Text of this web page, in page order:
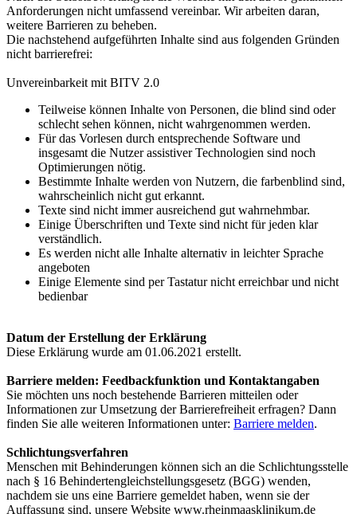
Anforderungen nicht umfassend vereinbar. Wir arbeiten daran,
weitere Barrieren zu beheben.
Die nachstehend aufgeführten Inhalte sind aus folgenden Gründen
nicht barrierefrei:
Unvereinbarkeit mit BITV 2.0
Teilweise können Inhalte von Personen, die blind sind oder
schlecht sehen können, nicht wahrgenommen werden.
Für das Vorlesen durch entsprechende Software und
insgesamt die Nutzer assistiver Technologien sind noch
Optimierungen nötig.
Bestimmte Inhalte werden von Nutzern, die farbenblind sind,
wahrscheinlich nicht gut erkannt.
Texte sind nicht immer ausreichend gut wahrnehmbar.
Einige Überschriften und Texte sind nicht für jeden klar
verständlich.
Es werden nicht alle Inhalte alternativ in leichter Sprache
angeboten
Einige Elemente sind per Tastatur nicht erreichbar und nicht
bedienbar
Datum der Erstellung der Erklärung
Diese Erklärung wurde am 01.06.2021 erstellt.
Barriere melden: Feedbackfunktion und Kontaktangaben
Sie möchten uns noch bestehende Barrieren mitteilen oder
Informationen zur Umsetzung der Barrierefreiheit erfragen? Dann
finden Sie alle weiteren Informationen unter: Barriere melden.
Schlichtungsverfahren
Menschen mit Behinderungen können sich an die Schlichtungsstelle
nach § 16 Behindertengleichstellungsgesetz (BGG) wenden,
nachdem sie uns eine Barriere gemeldet haben, wenn sie der
Auffassung sind, unsere Website www.rheinmaasklinikum.de